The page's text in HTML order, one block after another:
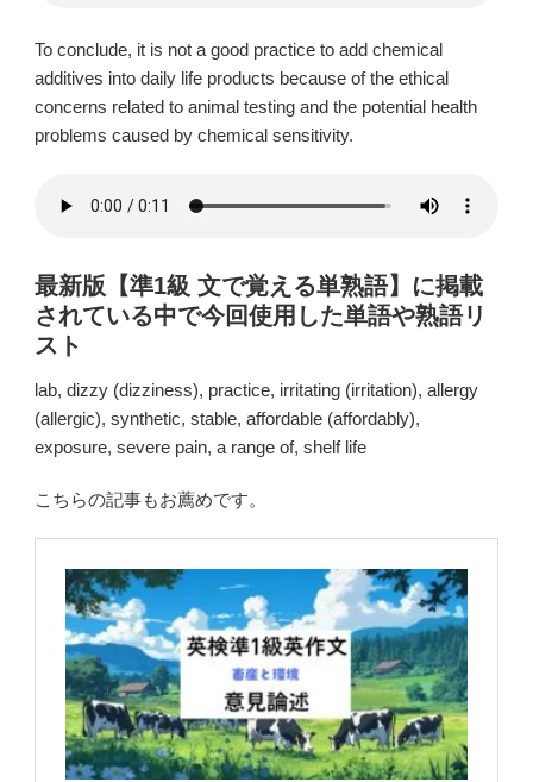
To conclude, it is not a good practice to add chemical
additives into daily life products because of the ethical
concerns related to animal testing and the potential health
problems caused by chemical sensitivity.
最新版【準1級 文で覚える単熟語】に掲載
されている中で今回使用した単語や熟語リ
スト
lab, dizzy (dizziness), practice, irritating (irritation), allergy
(allergic), synthetic, stable, affordable (affordably),
exposure, severe pain, a range of, shelf life
こちらの記事もお薦めです。